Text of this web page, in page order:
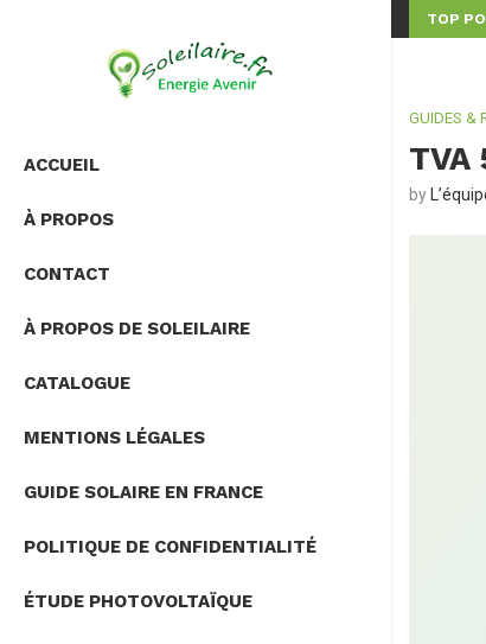
ACCUEIL
À PROPOS
CONTACT
À PROPOS DE SOLEILAIRE
CATALOGUE
MENTIONS LÉGALES
GUIDE SOLAIRE EN FRANCE
POLITIQUE DE CONFIDENTIALITÉ
ÉTUDE PHOTOVOLTAÏQUE
TOP
ONDULEUR HYBRIDE OU MICRO-ONDULEUR :
GUIDES &
by